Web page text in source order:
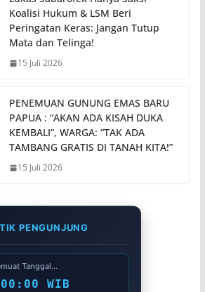
Koalisi Hukum & LSM Beri
Peringatan Keras: Jangan Tutup
Mata dan Telinga!
15 Juli 2026
PENEMUAN GUNUNG EMAS BARU
PAPUA : “AKAN ADA KISAH DUKA
KEMBALI”, WARGA: “TAK ADA
TAMBANG GRATIS DI TANAH KITA!”
15 Juli 2026
PENGUNJUNG
Tanggal...
WIB